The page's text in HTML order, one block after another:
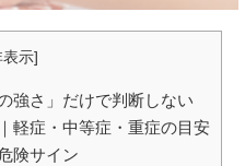
表示]
強さ」だけで判断しない
軽症・中等症・重症の目安
険サイン